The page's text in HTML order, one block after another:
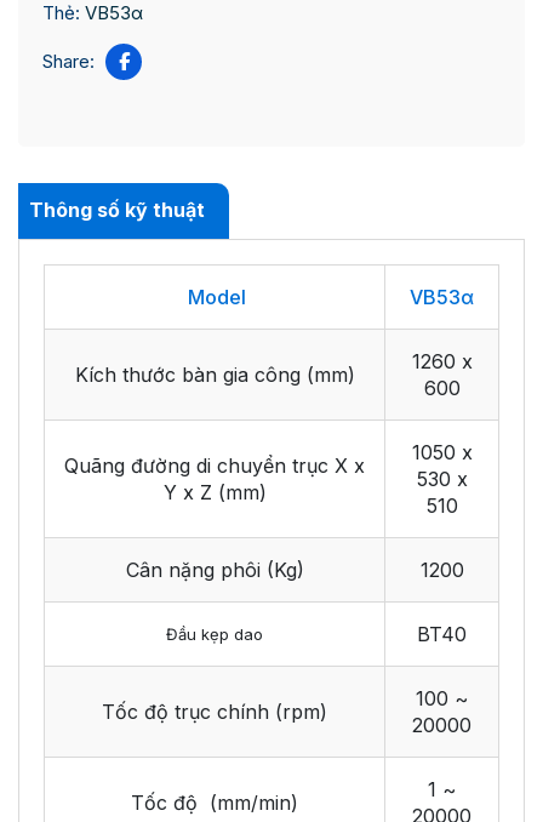
Thẻ: VB53α
Share:
Thông số kỹ thuật
Model VB53α
Kích thước bàn gia công (mm)
1260 x
600
Quãng đường di chuyển trục X x
Y x Z (mm)
1050 x
530 x
510
Cân nặng phôi (Kg) 1200
Đầu kẹp dao BT40
Tốc độ trục chính (rpm)
100 ~
20000
Tốc độ (mm/min)
1 ~
20000